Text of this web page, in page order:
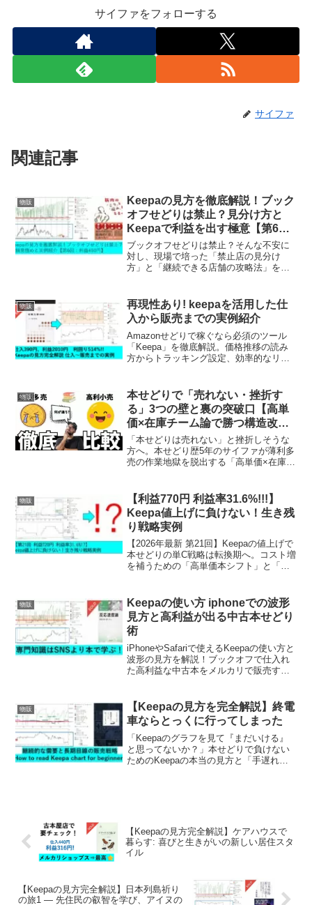
サイファをフォローする
サイファ
関連記事
物販
Keepaの見方を徹底解説！ブック
オフせどりは禁止？見分け方と
Keepaで利益を出す極意【第6
回：利益450円】
ブックオフせどりは禁止？そんな不安に
対し、現場で培った「禁止店の見分け
方」と「継続できる店舗の攻略法」を公
なリサーチ術で、2026年最新の店舗攻略
を実現しましょう。
物販
再現性あり! keepaを活用した仕
入から販売までの実例紹介
Amazonせどりで稼ぐなら必須のツール
「Keepa」を徹底解説。価格推移の読み
方からトラッキング設定、効率的なリサ
いた確実な仕入れで、リスクを抑えて利
益を積み上げましょう。
物販
本せどりで「売れない・挫折す
る」3つの壁と裏の突破口【高単
価×在庫チーム論で勝つ構造改
革】
「本せどりは売れない」と挫折しそうな
方へ。本せどり歴5年のサイファが薄利多
売の作業地獄を脱出する「高単価×在庫チ
残す店舗せどりの構造改革と勝ち筋を公
開！
物販
【利益770円 利益率31.6%!!!】
Keepa値上げに負けない！生き残
り戦略実例
【2026年最新 第21回】Keepaの値上げで
本せどりの単C戦略は転換期へ。コスト増
を補うための「高単価本シフト」と「在
の整え方までの生存戦略を全て公開しま
す。
物販
Keepaの使い方 iphoneでの波形
見方と高利益が出る中古本せどり
術
iPhoneやSafariで使えるKeepaの使い方と
波形の見方を解説！ブックオフで仕入れ
た高利益な中古本をメルカリで販売する
利益率を上げたい方必見の内容です。
物販
【Keepaの見方を完全解説】終電
車ならとっくに行ってしまった
「Keepaのグラフを見て『まだいける』
と思ってないか？」本せどりで負けない
ためのKeepaの本当の見方と「手遅れ
【Keepaの見方完全解説】ケアハウスで
暮らす: 喜びと生きがいの新しい居住スタ
イル
【Keepaの見方完全解説】日本列島祈り
の旅1 ― 先住民の叡智を学び、アイヌの